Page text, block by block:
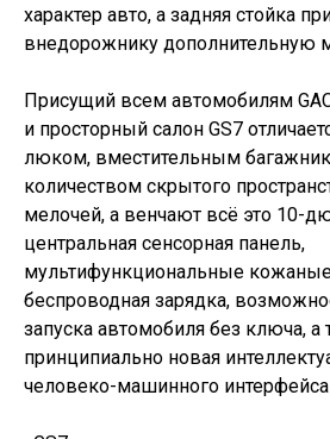
характер авто, а задняя стойка
внедорожнику дополнительную
Присущий всем автомобилям
и просторный салон GS7
люком, вместительным
количеством скрытого
мелочей, а венчают всё это 10-
центральная сенсорная панель,
мультифункциональные
беспроводная зарядка,
запуска автомобиля без ключа, а
принципиально новая
человеко-машинного интерфейса